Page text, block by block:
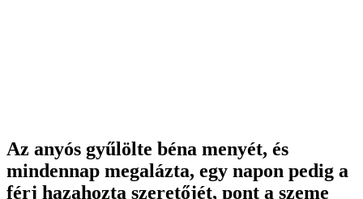
Az anyós gyűlölte béna menyét, és
mindennap megalázta, egy napon pedig a
férj hazahozta szeretőjét, pont a szeme